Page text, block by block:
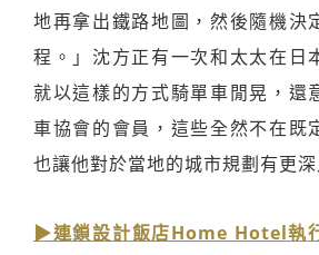
地再拿出鐵路地圖，然後隨機決
程。」沈方正有一次和太太在日
就以這樣的方式騎單車閒晃，還
車協會的會員，這些全然不在既
也讓他對於當地的城市規劃有更深
▶連鎖設計飯店Home Hotel執